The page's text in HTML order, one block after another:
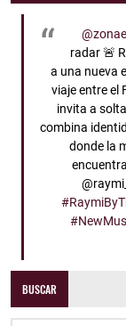
radar 🚨
a una nueva
viaje entre el
invita a
combina
donde la
BUSCAR